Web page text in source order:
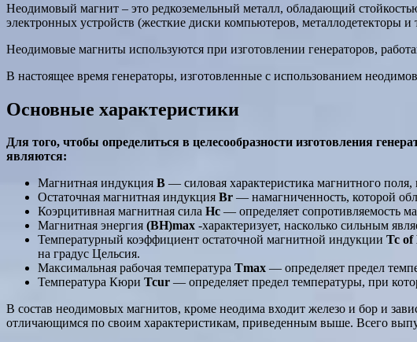
Неодимовый магнит – это редкоземельный металл, обладающий
электронных устройств (жесткие диски компьютеров, металлодетекторы и
Неодимовые магниты используются при изготовлении генераторов,
В настоящее время генераторы, изготовленные с использованием
Основные характеристики
Для того, чтобы определиться в целесообразности изготовления
являются:
Магнитная индукция В — силовая характеристика магнитного поля,
Остаточная магнитная индукция Br — намагниченность, которой
Коэрцитивная магнитная сила Hc — определяет сопротивляемость
Магнитная энергия (BH)max -характеризует, насколько сильным
Температурный коэффициент остаточной магнитной индукции Tc of
на градус Цельсия.
Максимальная рабочая температура Tmax — определяет предел
Температура Кюри Tcur — определяет предел температуры, при
В состав неодимовых магнитов, кроме неодима входит железо и бор и
отличающимся по своим характеристикам, приведенным выше. Всего